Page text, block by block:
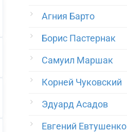
Агния Барто
Борис Пастернак
Самуил Маршак
Корней Чуковский
Эдуард Асадов
Евгений Евтушенко